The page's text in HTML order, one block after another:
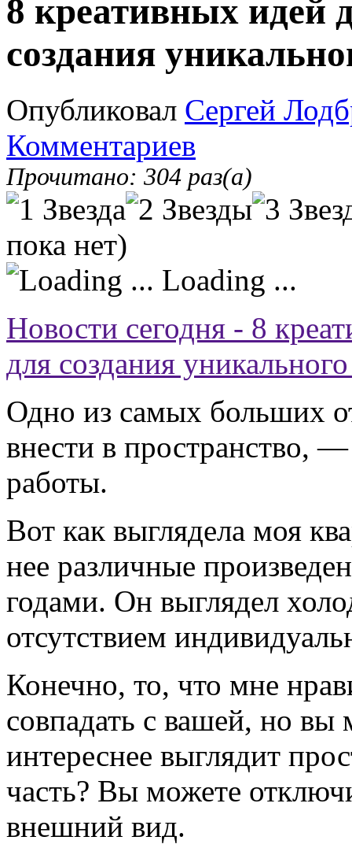
8 креативных идей
создания
Опубликовал Сергей
Комментариев
Прочитано: 304 раз(а)
пока нет)
Loading ...
Новости сегодня - 8
для создания
Одно из самых больших
внести в пространство,
работы.
Вот как выглядела моя
нее различные
годами. Он выглядел
отсутствием
Конечно, то, что мне
совпадать с вашей, но вы
интереснее выглядит
часть? Вы можете
внешний вид.